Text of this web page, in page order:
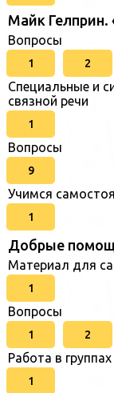
Майк Гелприн.
Вопросы
1 2
Специальные и
связной речи
1
Вопросы
9
Учимся
1
Добрые
Материал для
1
Вопросы
1 2
Работа в группах
1